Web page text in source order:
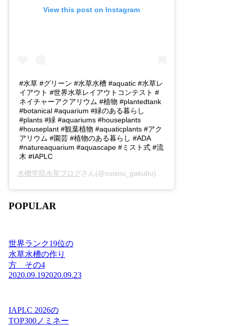
View this post on Instagram
#水草 #グリーン #水草水槽 #aquatic #水草レ
イアウト #世界水草レイアウトコンテスト #
ネイチャーアクアリウム #植物 #plantedtank
#botanical #aquarium #緑のある暮らし
#plants #緑 #aquariums #houseplants
#houseplant #観葉植物 #aquaticplants #アク
アリウム #園芸 #植物のある暮らし #ADA
#natureaquarium #aquascape #ミスト式 #流
木 #IAPLC
水槽学部水草ブログさん(@suisou_gakubu)がシェアした投稿 -
POPULAR
世界ランク19位の
水草水槽の作り
方 その4
2020.09.192020.09.23
IAPLC 2026の
TOP300ノミネー